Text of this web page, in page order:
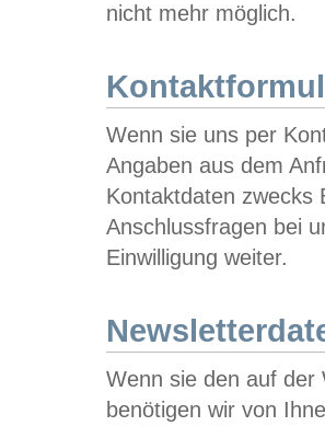
nicht mehr möglich.
Wenn sie uns per
Angaben aus dem
Kontaktdaten zwecks
Anschlussfragen bei
Einwilligung weiter.
Wenn sie den auf der
benötigen wir von